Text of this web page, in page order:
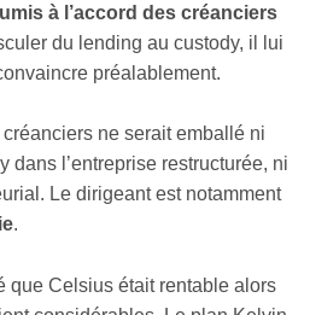
à l’accord des créanciers
du lending au custody, il lui
préalablement.
ne serait emballé ni
dans l’entreprise restructurée, ni
Le dirigeant est notamment
.
que Celsius était rentable alors